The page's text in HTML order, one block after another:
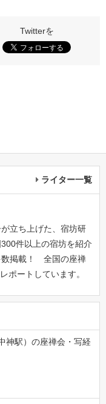
ライター一覧
立ち上げた、宿坊研
件以上の宿坊を紹介
数掲載！ 全国の座禅
ポートしています。
神駅）の座禅会・写経